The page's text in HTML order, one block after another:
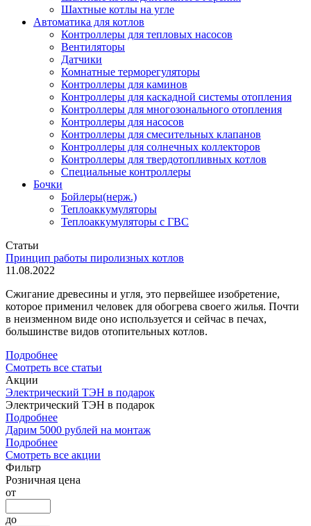
Шахтные котлы на угле
Автоматика для котлов
Контроллеры для тепловых насосов
Вентиляторы
Датчики
Комнатные терморегуляторы
Контроллеры для каминов
Контроллеры для каскадной системы отопления
Контроллеры для многозонального отопления
Контроллеры для насосов
Контроллеры для смесительных клапанов
Контроллеры для солнечных коллекторов
Контроллеры для твердотопливных котлов
Специальные контроллеры
Бочки
Бойлеры(нерж.)
Теплоаккумуляторы
Теплоаккумуляторы с ГВС
Статьи
Принцип работы пиролизных котлов
11.08.2022
Сжигание древесины и угля, это первейшее изобретение,
которое применил человек для обогрева своего жилья. Почти
в неизменном виде оно используется и сейчас в печах,
большинстве видов отопительных котлов.
Подробнее
Смотреть все статьи
Акции
Электрический ТЭН в подарок
Электрический ТЭН в подарок
Подробнее
Дарим 5000 рублей на монтаж
Подробнее
Смотреть все акции
Фильтр
Розничная цена
от
до